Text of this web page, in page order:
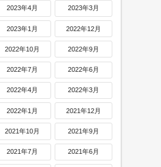
2023年4月 2023年3月
2023年1月 2022年12月
2022年10月 2022年9月
2022年7月 2022年6月
2022年4月 2022年3月
2022年1月 2021年12月
2021年10月 2021年9月
2021年7月 2021年6月